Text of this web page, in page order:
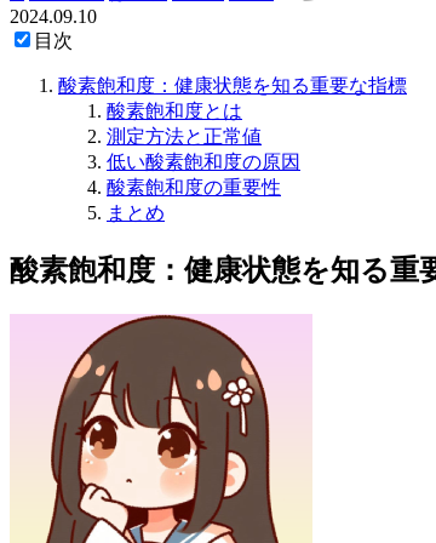
2024.09.10
目次
酸素飽和度：健康状態を知る重要な指標
酸素飽和度とは
測定方法と正常値
低い酸素飽和度の原因
酸素飽和度の重要性
まとめ
酸素飽和度：健康状態を知る重